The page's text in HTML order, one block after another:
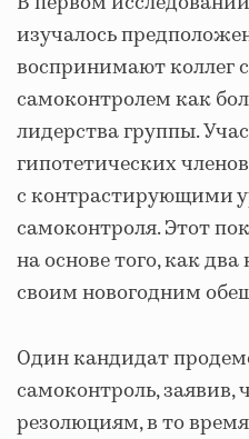
изучалось
воспринимают коллег
самоконтролем как
лидерства группы.
гипотетических
с контрастирующими
самоконтроля. Этот
на основе того, как
своим новогодним
Один кандидат
самоконтроль, заявив,
резолюциям, в то